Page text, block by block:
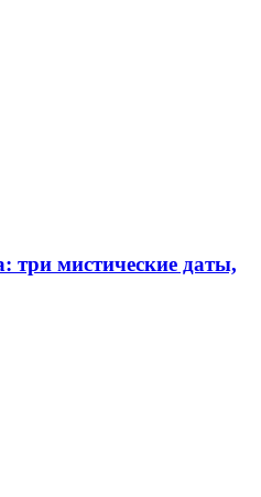
три мистические даты,